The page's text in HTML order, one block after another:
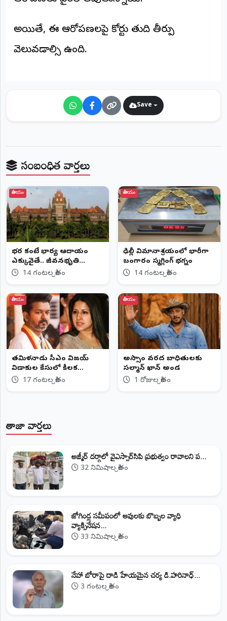
అయితే, ఈ ఆరోపణలపై కోర్టు తుది తీర్పు
వెలువడాల్సి ఉంది.
Save
సంబంధిత వార్తలు
జాతీయం
భర్త కంటే భార్య ఆదాయం
ఎక్కువైతే.. జీవనభృతి
ఇవ్వలేం14 గంటల క్రితం
జాతీయం
ఢిల్లీ విమానాశ్రయంలో భారీగా
బంగారం స్మగ్లింగ్ భగ్నం
14 గంటల క్రితం
జాతీయం
తమిళనాడు సీఎం విజయ్‌
విడాకుల కేసులో కీలక
మలుపు17 గంటల క్రితం
జాతీయం
అస్సాం వరద బాధితులకు
సల్మాన్ ఖాన్ అండ
1 రోజుల క్రితం
తాజా వార్తలు
అజ్మీర్ దర్గాలో వైఎస్సార్‌సిపి ప్రభుత్వం రావాలని ప...
32 నిమిషాల క్రితం
జోగిండ్ల సమీపంలో ఆవులకు బొబ్బల వ్యాధి
వ్యాక్సినేషన...
33 నిమిషాల క్రితం
నేహా బోరాపై దాడి హేయమైన చర్య డి.హరినాధ్...
3 గంటల క్రితం